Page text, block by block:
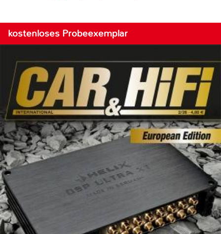
kostenloses Probeexemplar